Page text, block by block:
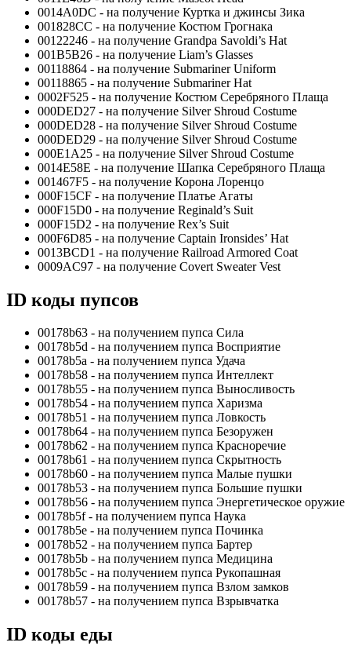
0014A0DC - на получение Куртка и джинсы Зика
001828CC - на получение Костюм Грогнака
00122246 - на получение Grandpa Savoldi’s Hat
001B5B26 - на получение Liam’s Glasses
00118864 - на получение Submariner Uniform
00118865 - на получение Submariner Hat
0002F525 - на получение Костюм Серебряного Плаща
000DED27 - на получение Silver Shroud Costume
000DED28 - на получение Silver Shroud Costume
000DED29 - на получение Silver Shroud Costume
000E1A25 - на получение Silver Shroud Costume
0014E58E - на получение Шапка Серебряного Плаща
001467F5 - на получение Корона Лоренцо
000F15CF - на получение Платье Агаты
000F15D0 - на получение Reginald’s Suit
000F15D2 - на получение Rex’s Suit
000F6D85 - на получение Captain Ironsides’ Hat
0013BCD1 - на получение Railroad Armored Coat
0009AC97 - на получение Covert Sweater Vest
ID коды пупсов
00178b63 - на получением пупса Сила
00178b5d - на получением пупса Восприятие
00178b5a - на получением пупса Удача
00178b58 - на получением пупса Интеллект
00178b55 - на получением пупса Выносливость
00178b54 - на получением пупса Харизма
00178b51 - на получением пупса Ловкость
00178b64 - на получением пупса Безоружен
00178b62 - на получением пупса Красноречие
00178b61 - на получением пупса Скрытность
00178b60 - на получением пупса Малые пушки
00178b53 - на получением пупса Большие пушки
00178b56 - на получением пупса Энергетическое оружие
00178b5f - на получением пупса Наука
00178b5e - на получением пупса Починка
00178b52 - на получением пупса Бартер
00178b5b - на получением пупса Медицина
00178b5c - на получением пупса Рукопашная
00178b59 - на получением пупса Взлом замков
00178b57 - на получением пупса Взрывчатка
ID коды еды